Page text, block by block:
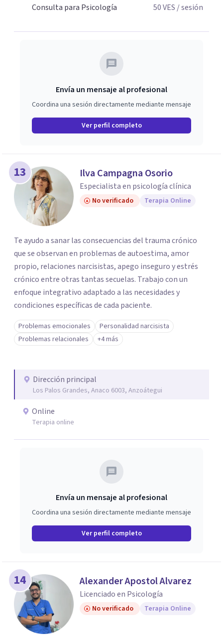
Consulta para Psicología 50VES / sesión
Envía un mensaje al profesional
Coordina una sesión directamente mediante mensaje
Ver perfil completo
13 Ilva Campagna Osorio
Especialista en psicología clínica
No verificado Terapia Online
Te ayudo a sanar las consecuencias del trauma crónico
que se observan en problemas de autoestima, amor
propio, relaciones narcisistas, apego inseguro y estrés
crónico entre otras tantas secuelas. Trabajo con un
enfoque integrativo adaptado a las necesidades y
condiciones específicas de cada paciente.
Problemas emocionales
Personalidad narcisista
Problemas relacionales
+4 más
Dirección principal
Los Palos Grandes, Anaco 6003, Anzoátegui
Online
Terapia online
Envía un mensaje al profesional
Coordina una sesión directamente mediante mensaje
Ver perfil completo
14 Alexander Apostol Alvarez
Licenciado en Psicología
No verificado Terapia Online